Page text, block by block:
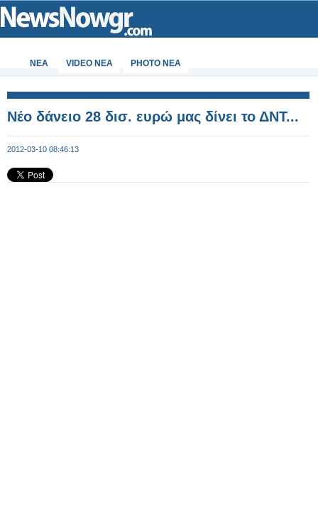
ΝΕΑ VIDEO NEA PHOTO NEA
Νέο δάνειο 28 δισ. ευρώ μας δίνει το ΔΝΤ...
2012-03-10 08:46:13